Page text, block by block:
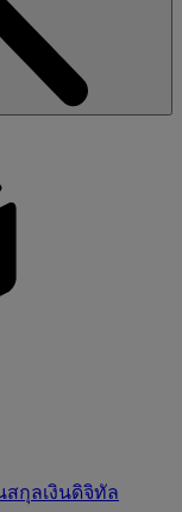
กุลเงินดิจิทัล